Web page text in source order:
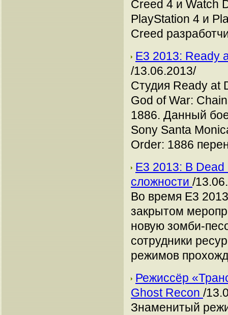
Creed 4 и Watch
PlayStation 4 и
Creed
Е3 2013: Ready
/13.06.2013/
Студия Ready at
God of War:
1886. Данный
Sony Santa
Order: 1886
Е3 2013: В
сложности /
Во время Е3
закрытом
новую зомби-
сотрудники
режимов
Режиссёр
Ghost Recon /
Знаменитый